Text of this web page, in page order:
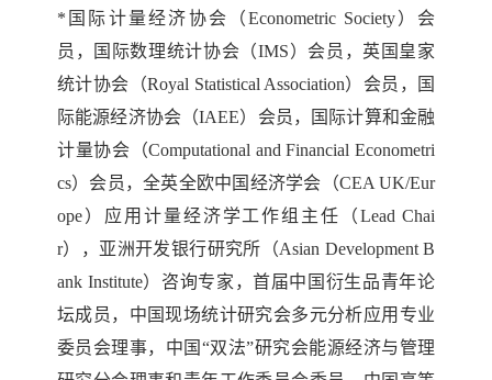
*国际计量经济协会（Econometric Society）会
员，国际数理统计协会（IMS）会员，英国皇家
统计协会（Royal Statistical Association）会员，国
际能源经济协会（IAEE）会员，国际计算和金融
计量协会（Computational and Financial Econometri
cs）会员，全英全欧中国经济学会（CEA UK/Eur
ope）应用计量经济学工作组主任（Lead Chai
r），亚洲开发银行研究所（Asian Development B
ank Institute）咨询专家，首届中国衍生品青年论
坛成员，中国现场统计研究会多元分析应用专业
委员会理事，中国“双法”研究会能源经济与管理